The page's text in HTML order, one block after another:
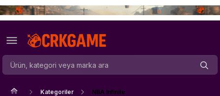
Kategoriler NBA Infinite